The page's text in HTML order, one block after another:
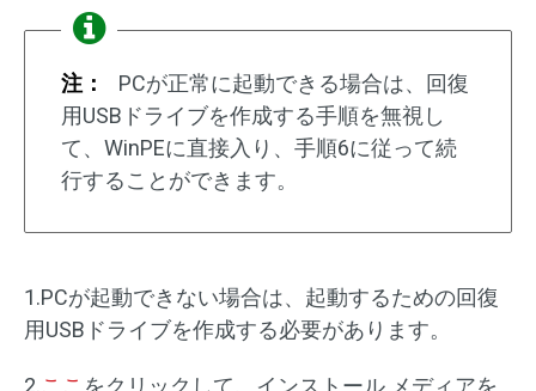
注：
PCが正常に起動できる場合は、回復
用USBドライブを作成する手順を無視し
て、WinPEに直接入り、手順6に従って続
行することができます。
1.PCが起動できない場合は、起動するための回復
用USBドライブを作成する必要があります。
2.ここ をクリックして、インストール メディアを